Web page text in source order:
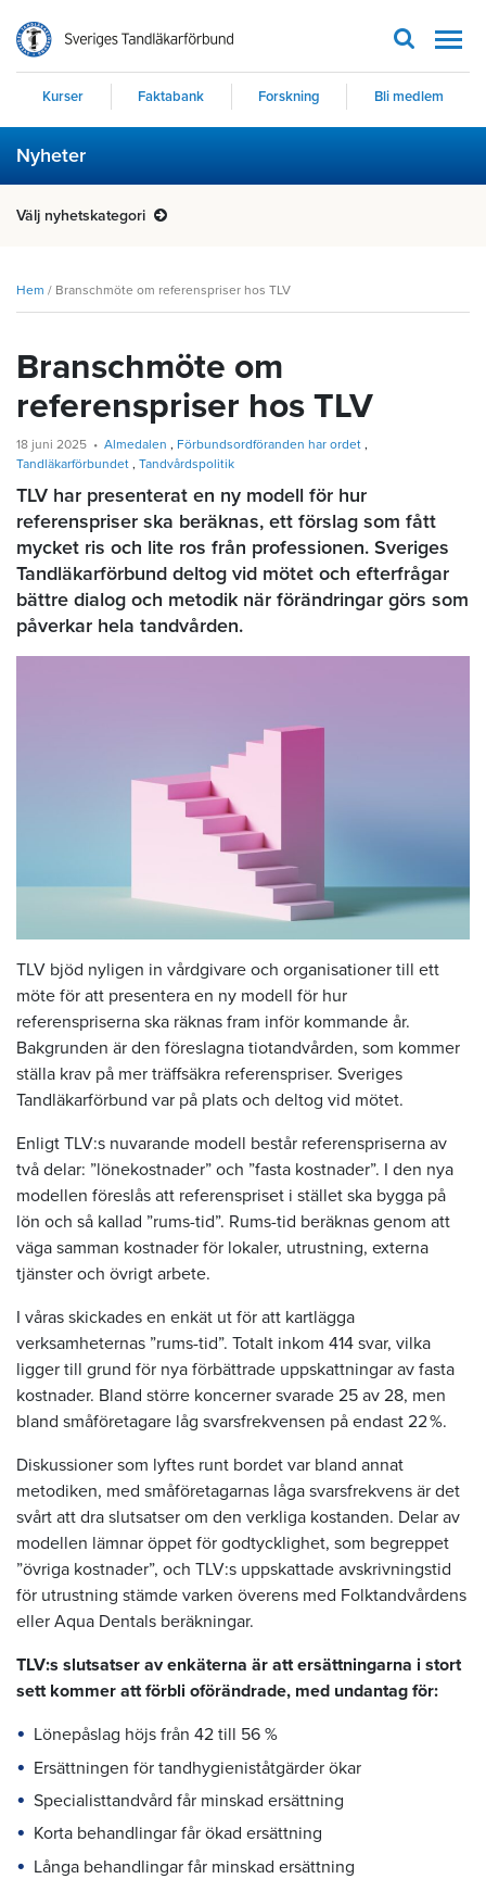
Kurser Faktabank Forskning Bli medlem
Nyheter
Välj nyhetskategori
Hem / Branschmöte om referenspriser hos TLV
Branschmöte om
referenspriser hos TLV
18 juni 2025 Almedalen
Förbundsordföranden har ordet
Tandläkarförbundet
Tandvårdspolitik
TLV har presenterat en ny modell för hur
referenspriser ska beräknas, ett förslag som fått
mycket ris och lite ros från professionen. Sveriges
Tandläkarförbund deltog vid mötet och efterfrågar
bättre dialog och metodik när förändringar görs som
påverkar hela tandvården.
TLV bjöd nyligen in vårdgivare och organisationer till ett
möte för att presentera en ny modell för hur
referenspriserna ska räknas fram inför kommande år.
Bakgrunden är den föreslagna tiotandvården, som kommer
ställa krav på mer träffsäkra referenspriser. Sveriges
Tandläkarförbund var på plats och deltog vid mötet.
Enligt TLV:s nuvarande modell består referenspriserna av
två delar: ”lönekostnader” och ”fasta kostnader”. I den nya
modellen föreslås att referenspriset i stället ska bygga på
lön och så kallad ”rums-tid”. Rums-tid beräknas genom att
väga samman kostnader för lokaler, utrustning, externa
tjänster och övrigt arbete.
I våras skickades en enkät ut för att kartlägga
verksamheternas ”rums-tid”. Totalt inkom 414 svar, vilka
ligger till grund för nya förbättrade uppskattningar av fasta
kostnader. Bland större koncerner svarade 25 av 28, men
bland småföretagare låg svarsfrekvensen på endast 22 %.
Diskussioner som lyftes runt bordet var bland annat
metodiken, med småföretagarnas låga svarsfrekvens är det
svårt att dra slutsatser om den verkliga kostanden. Delar av
modellen lämnar öppet för godtycklighet, som begreppet
”övriga kostnader”, och TLV:s uppskattade avskrivningstid
för utrustning stämde varken överens med Folktandvårdens
eller Aqua Dentals beräkningar.
TLV:s slutsatser av enkäterna är att ersättningarna i stort
sett kommer att förbli oförändrade, med undantag för:
Lönepåslag höjs från 42 till 56 %
Ersättningen för tandhygieniståtgärder ökar
Specialisttandvård får minskad ersättning
Korta behandlingar får ökad ersättning
Långa behandlingar får minskad ersättning